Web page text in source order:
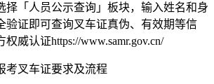
择「人员公示查询」板块，输入姓名和身
验证即可查询叉车证真伪、有效期等信
威认证https://www.samr.gov.cn/
考叉车证要求及流程